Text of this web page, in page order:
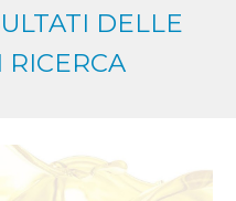
DELLE